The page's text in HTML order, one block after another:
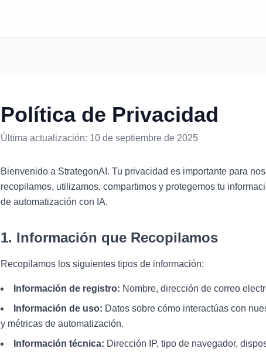
Política de Privacidad
Última actualización: 10 de septiembre de 2025
Bienvenido a StrategonAI. Tu privacidad es importante para
recopilamos, utilizamos, compartimos y protegemos tu
de automatización con IA.
1. Información que Recopilamos
Recopilamos los siguientes tipos de información:
Información de registro: Nombre, dirección de correo
Información de uso: Datos sobre cómo interactúas con
y métricas de automatización.
Información técnica: Dirección IP, tipo de navegador,